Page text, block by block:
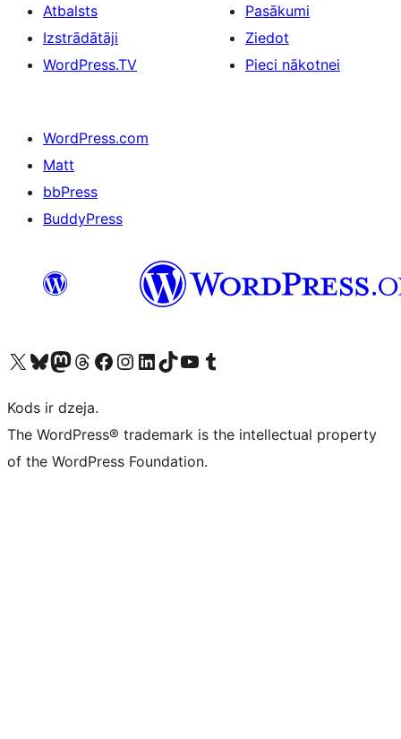
Atbalsts
Izstrādātāji
WordPress.TV
Pasākumi
Ziedot
Pieci nākotnei
WordPress.com
Matt
bbPress
BuddyPress
Apmeklējiet mūsu X (agrāk Twitter) kontu
Apmeklējiet mūsu Bluesky kontu
Apmeklējiet mūsu Mastodon kontu
Apmeklējiet mūsu Threads kontu
Apmeklējiet mūsu Facebook lapuApmeklējiet mūsu Instagram kontu
Apmeklējiet mūsu LinkedIn kontu
Apmeklējiet mūsu TikTok kontu
Apmeklējiet mūsu YouTube kanālu
Apmeklējiet mūsu Tumblr kontu
Kods ir dzeja.
The WordPress® trademark is the intellectual property
of the WordPress Foundation.